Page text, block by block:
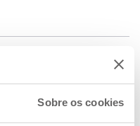
Sobre os cookies